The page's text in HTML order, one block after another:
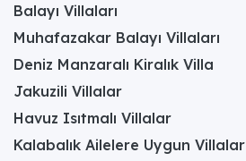
Balayı Villaları
Muhafazakar Balayı Villaları
Deniz Manzaralı Kiralık Villa
Jakuzili Villalar
Havuz Isıtmalı Villalar
Kalabalık Ailelere Uygun Villalar